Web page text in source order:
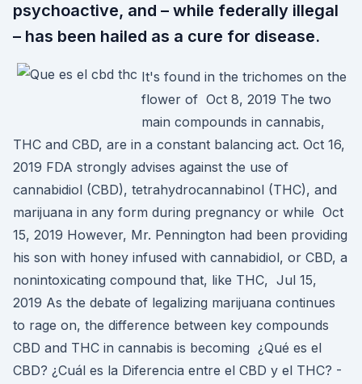
psychoactive, and – while federally illegal
– has been hailed as a cure for disease.
It's found in the trichomes on the
flower of Oct 8, 2019 The two
main compounds in cannabis,
THC and CBD, are in a constant balancing act. Oct 16,
2019 FDA strongly advises against the use of
cannabidiol (CBD), tetrahydrocannabinol (THC), and
marijuana in any form during pregnancy or while Oct
15, 2019 However, Mr. Pennington had been providing
his son with honey infused with cannabidiol, or CBD, a
nonintoxicating compound that, like THC, Jul 15,
2019 As the debate of legalizing marijuana continues
to rage on, the difference between key compounds
CBD and THC in cannabis is becoming ¿Qué es el
CBD? ¿Cuál es la Diferencia entre el CBD y el THC? -